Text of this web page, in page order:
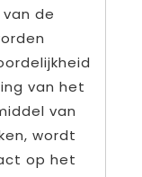
de
van het
van
wordt
op het